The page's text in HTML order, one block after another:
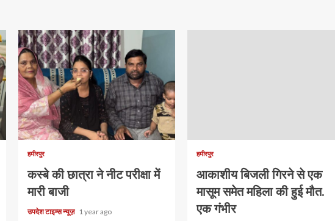
हमीरपुर
कस्बे की छात्रा ने नीट परीक्षा में
मारी बाजी
उपदेश टाइम्स न्यूज़ 1 year ago
हमीरपुर
आकाशीय बिजली गिरने से एक
मासूम समेत महिला की हुई मौत.
एक गंभीर